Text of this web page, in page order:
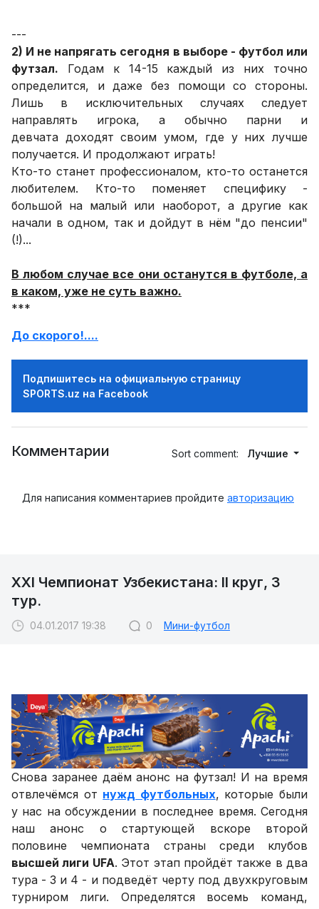
---
2) И не напрягать сегодня в выборе - футбол или
футзал. Годам к 14-15 каждый из них точно
определится, и даже без помощи со стороны.
Лишь в исключительных случаях следует
направлять игрока, а обычно парни и
девчата доходят своим умом, где у них лучше
получается. И продолжают играть!
Кто-то станет профессионалом, кто-то останется
любителем. Кто-то поменяет специфику -
большой на малый или наоборот, а другие как
начали в одном, так и дойдут в нём "до пенсии"
(!)...
В любом случае все они останутся в футболе, а
в каком, уже не суть важно.
***
До скорого!....
Подпишитесь на официальную страницу
SPORTS.uz на Facebook
Комментарии Sort comment: Лучшие
Для написания комментариев пройдите авторизацию
XXI Чемпионат Узбекистана: II круг, 3
тур.
04.01.2017 19:38 0 Мини-футбол
Снова заранее даём анонс на футзал! И на время
отвлечёмся от нужд футбольных, которые были
у нас на обсуждении в последнее время. Сегодня
наш анонс о стартующей вскоре второй
половине чемпионата страны среди клубов
высшей лиги UFA. Этот этап пройдёт также в два
тура - 3 и 4 - и подведёт черту под двухкруговым
турниром лиги. Определятся восемь команд,